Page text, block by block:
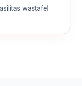
wastafel